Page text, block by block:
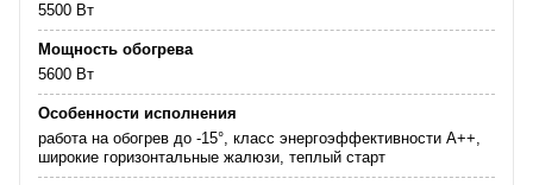
5500 Вт
Мощность обогрева
5600 Вт
Особенности исполнения
работа на обогрев до -15°, класс энергоэффективности А++,
широкие горизонтальные жалюзи, теплый старт